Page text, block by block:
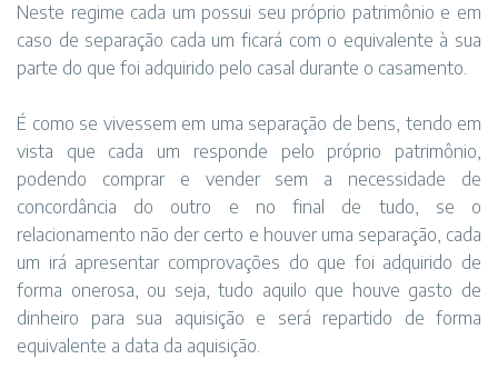
Neste regime cada um possui seu próprio patrimônio e em
caso de separação cada um ficará com o equivalente à sua
parte do que foi adquirido pelo casal durante o casamento.
É como se vivessem em uma separação de bens, tendo em
vista que cada um responde pelo próprio patrimônio,
podendo comprar e vender sem a necessidade de
concordância do outro e no final de tudo, se o
relacionamento não der certo e houver uma separação, cada
um irá apresentar comprovações do que foi adquirido de
forma onerosa, ou seja, tudo aquilo que houve gasto de
dinheiro para sua aquisição e será repartido de forma
equivalente a data da aquisição.